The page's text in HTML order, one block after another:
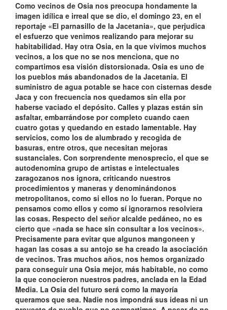
Como vecinos de Osia nos preocupa hondamente la
imagen idílica e irreal que se dio, el domingo 23, en el
reportaje «El parnasillo de la Jacetania», que perjudica
el esfuerzo que venimos realizando para mejorar su
habitabilidad. Hay otra Osia, en la que vivimos muchos
vecinos, a los que no se nos menciona, que no
compartimos esa visión distorsionada. Osia es uno de
los pueblos más abandonados de la Jacetania. El
suministro de agua potable se hace con cisternas desde
Jaca y con frecuencia nos quedamos sin ella por
haberse vaciado el depósito. Calles y plazas están sin
asfaltar, embarrándose por completo cuando caen
cuatro gotas y quedando en estado lamentable. Hay
servicios, como los de alumbrado y recogida de
basuras, entre otros, que necesitan mejoras
sustanciales. Con sorprendente menosprecio, el que se
autodenomina grupo de artistas e intelectuales
zaragozanos nos ignora, criticando nuestros
procedimientos y maneras y denominándonos
metropolitanos, como si ellos no lo fueran. Porque no
pensamos como ellos y como sí ignorarnos resolviera
las cosas. Respecto del señor alcalde pedáneo, no es
cierto que «nada se hace sin consultar a los vecinos».
Precisamente para evitar que algunos mangoneen y
hagan las cosas a su antojo se ha creado la asociación
de vecinos. Tras muchos años, nos hemos organizado
para conseguir una Osia mejor, más habitable, no como
la que conocieron nuestros padres, anclada en la Edad
Media. La Osia del futuro será como la mayoría
queramos que sea. Nadie nos impondrá sus ideas ni un